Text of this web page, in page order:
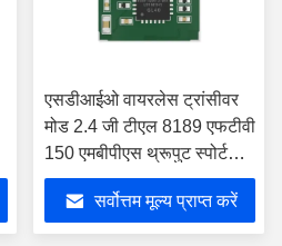
एसडीआईओ वायरलेस ट्रांसीवर
मोड 2.4 जी टीएल 8189 एफटीवी
150 एमबीपीएस थ्रूपुट स्पोर्ट
डीवी के लिए:
सर्वोत्तम मूल्य प्राप्त करें